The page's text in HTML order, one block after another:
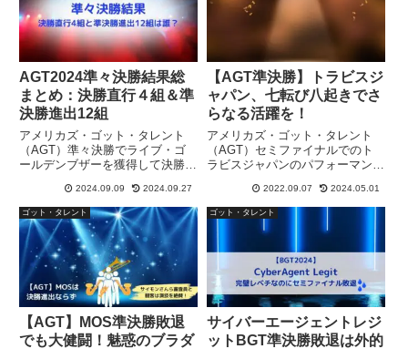
AGT2024準々決勝結果総
まとめ：決勝直行４組＆準
決勝進出12組
アメリカズ・ゴット・タレント
（AGT）準々決勝でライブ・ゴ
ールデンブザーを獲得して決勝直
を果たした12組は誰なのか？日
本人参加者の結果もわかる
AGT2024準々決勝の総まとめ記
事です。
2024.09.09 2024.09.27
【AGT準決勝】トラビスジ
ャパン、七転び八起きでさ
らなる活躍を！
アメリカズ・ゴット・タレント
（AGT）セミファイナルでのト
ラビスジャパンのパフォーマンス
動画を元に解説します。AGTの
幕は下りても、彼らが視聴者に与
えた印象は、世界トップレベル！
今後のさらなる活躍を祈ります。
2022.09.07 2024.05.01
ゴット・タレント
【AGT】MOS準決勝敗退
でも大健闘！魅惑のブラダ
ゴット・タレント
サイバーエージェントレジ
ットBGT準決勝敗退は外的